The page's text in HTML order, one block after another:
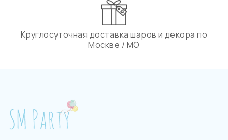
Круглосуточная доставка шаров и декора по
Москве / МО